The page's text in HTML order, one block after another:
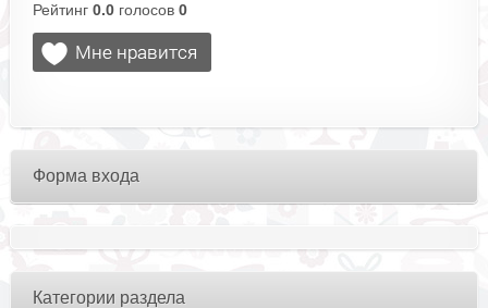
Рейтинг 0.0голосов 0
Форма входа
Категории раздела